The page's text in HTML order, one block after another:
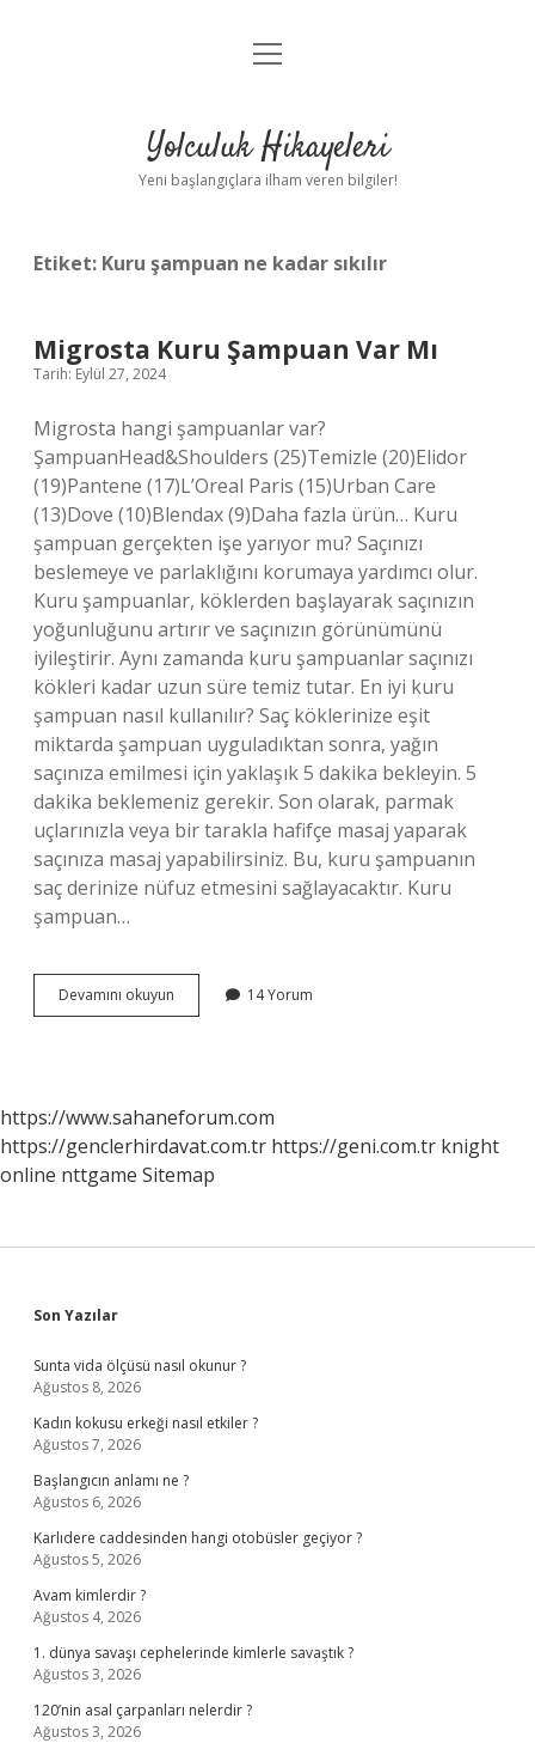
Anasayfa
Yasal Uyarı
menüyü
Yolculuk Hikayeleri
Yeni başlangıçlara ilham veren bilgiler!
Etiket: Kuru şampuan ne kadar sıkılır
Migrosta Kuru Şampuan Var Mı
Tarih: Eylül 27, 2024
Migrosta hangi şampuanlar var?
ŞampuanHead&Shoulders (25)Temizle (20)Elidor
(19)Pantene (17)L’Oreal Paris (15)Urban Care
(13)Dove (10)Blendax (9)Daha fazla ürün… Kuru
şampuan gerçekten işe yarıyor mu? Saçınızı
beslemeye ve parlaklığını korumaya yardımcı olur.
Kuru şampuanlar, köklerden başlayarak saçınızın
yoğunluğunu artırır ve saçınızın görünümünü
iyileştirir. Aynı zamanda kuru şampuanlar saçınızı
kökleri kadar uzun süre temiz tutar. En iyi kuru
şampuan nasıl kullanılır? Saç köklerinize eşit
miktarda şampuan uyguladıktan sonra, yağın
saçınıza emilmesi için yaklaşık 5 dakika bekleyin. 5
dakika beklemeniz gerekir. Son olarak, parmak
uçlarınızla veya bir tarakla hafifçe masaj yaparak
saçınıza masaj yapabilirsiniz. Bu, kuru şampuanın
saç derinize nüfuz etmesini sağlayacaktır. Kuru
şampuan…
Devamını okuyun Migrosta
Kuru
14 Yorum
https://www.sahaneforum.com
https://genclerhirdavat.com.tr https://geni.com.tr knight
online nttgame Sitemap
Sidebar
Son Yazılar
Sunta vida ölçüsü nasıl okunur ?
Ağustos 8, 2026
Kadın kokusu erkeği nasıl etkiler ?
Ağustos 7, 2026
Başlangıcın anlamı ne ?
Ağustos 6, 2026
Karlıdere caddesinden hangi otobüsler geçiyor ?
Ağustos 5, 2026
Avam kimlerdir ?
Ağustos 4, 2026
1. dünya savaşı cephelerinde kimlerle savaştık ?
Ağustos 3, 2026
120’nin asal çarpanları nelerdir ?
Ağustos 3, 2026